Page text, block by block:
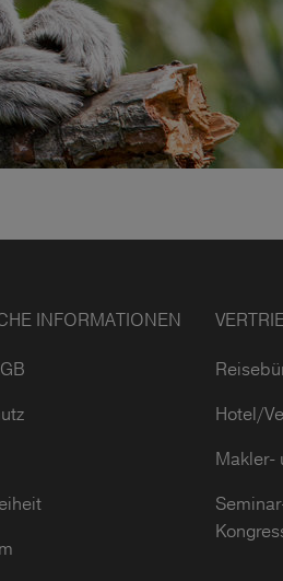
INFORMATIONEN
Hotel/
Makler-